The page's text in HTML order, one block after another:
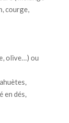
courge,
olive…) ou
en dés,